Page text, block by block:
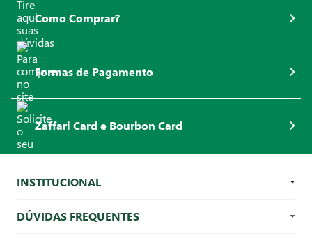
Como Comprar?
Formas de Pagamento
Zaffari Card e Bourbon Card
INSTITUCIONAL
DÚVIDAS FREQUENTES